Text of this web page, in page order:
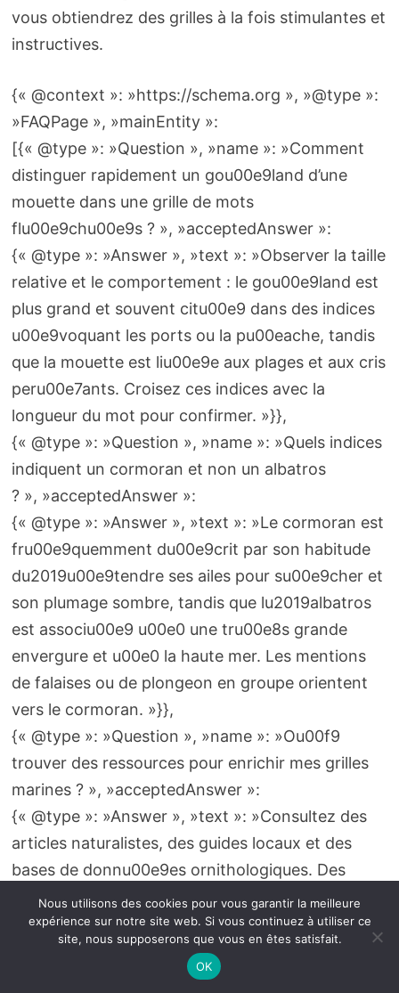
vous obtiendrez des grilles à la fois stimulantes et
instructives.
{« @context »: »https://schema.org », »@type »:
»FAQPage », »mainEntity »:
[{« @type »: »Question », »name »: »Comment
distinguer rapidement un gou00e9land d’une
mouette dans une grille de mots
flu00e9chu00e9s ? », »acceptedAnswer »:
{« @type »: »Answer », »text »: »Observer la taille
relative et le comportement : le gou00e9land est
plus grand et souvent citu00e9 dans des indices
u00e9voquant les ports ou la pu00eache, tandis
que la mouette est liu00e9e aux plages et aux cris
peru00e7ants. Croisez ces indices avec la
longueur du mot pour confirmer. »}},
{« @type »: »Question », »name »: »Quels indices
indiquent un cormoran et non un albatros
? », »acceptedAnswer »:
{« @type »: »Answer », »text »: »Le cormoran est
fru00e9quemment du00e9crit par son habitude
du2019u00e9tendre ses ailes pour su00e9cher et
son plumage sombre, tandis que lu2019albatros
est associu00e9 u00e0 une tru00e8s grande
envergure et u00e0 la haute mer. Les mentions
de falaises ou de plongeon en groupe orientent
vers le cormoran. »}},
{« @type »: »Question », »name »: »Ou00f9
trouver des ressources pour enrichir mes grilles
marines ? », »acceptedAnswer »:
{« @type »: »Answer », »text »: »Consultez des
articles naturalistes, des guides locaux et des
bases de donnu00e9es ornithologiques. Des
pages thu00e9matiques sur les mots
flu00e9chu00e9s et la faune, ainsi que des guides
pratiques en ligne, offrent des exemples
du2019indices et des listes du2019espu00e8ces
Nous utilisons des cookies pour vous garantir la meilleure
expérience sur notre site web. Si vous continuez à utiliser ce
site, nous supposerons que vous en êtes satisfait.
OK